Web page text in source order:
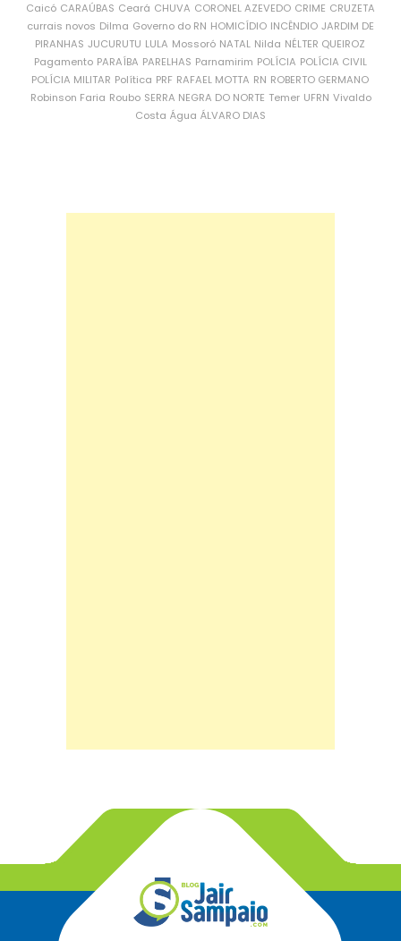
Caicó CARAÚBAS Ceará CHUVA CORONEL AZEVEDO CRIME CRUZETA
currais novos Dilma Governo do RN HOMICÍDIO INCÊNDIO JARDIM DE
PIRANHAS JUCURUTU LULA Mossoró NATAL Nilda NÉLTER QUEIROZ
Pagamento PARAÍBA PARELHAS Parnamirim POLÍCIA POLÍCIA CIVIL
POLÍCIA MILITAR Política PRF RAFAEL MOTTA RN ROBERTO GERMANO
Robinson Faria Roubo SERRA NEGRA DO NORTE Temer UFRN Vivaldo
Costa Água ÁLVARO DIAS